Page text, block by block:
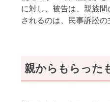
に対し、被告は、親族
されるのは、民事訴訟の
親からもらった